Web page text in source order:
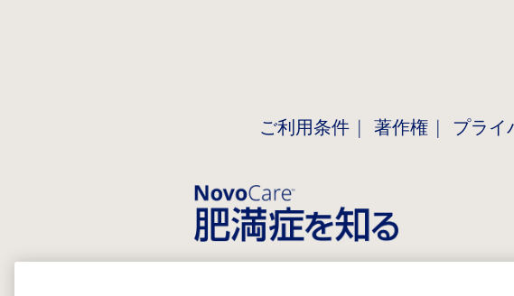
ご利用条件 著作権 プライ